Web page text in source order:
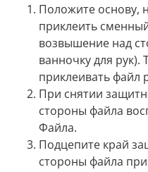
Положите основу,
приклеить
возвышение над
ванночку для рук).
приклеивать файл
При снятии
стороны файла
Файла.
Подцепите край
стороны файла